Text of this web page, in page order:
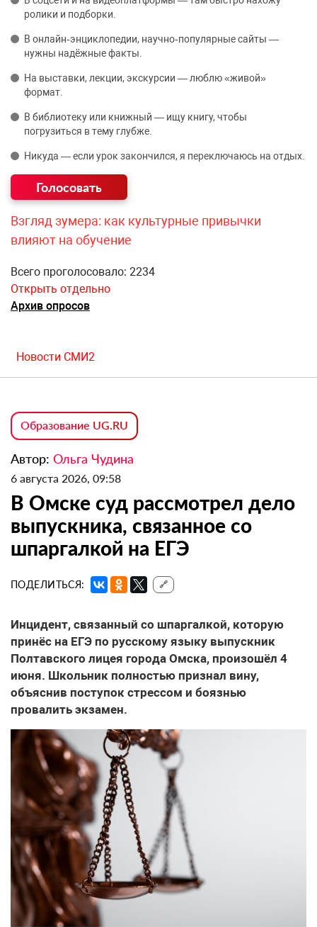
ролики и подборки.
В онлайн‑энциклопедии, научно‑популярные сайты —
нужны надёжные факты.
На выставки, лекции, экскурсии — люблю «живой»
формат.
В библиотеку или книжный — ищу книгу, чтобы
погрузиться в тему глубже.
Никуда — если урок закончился, я переключаюсь на отдых.
Взгляд зумера: как культурные привычки
влияют на обучение
Всего проголосовало: 2234
Открыть отдельно
Архив опросов
Новости СМИ2
Образование UG.RU
Автор: Ольга Чудина
6 августа 2026, 09:58
В Омске суд рассмотрел дело
выпускника, связанное со
шпаргалкой на ЕГЭ
ПОДЕЛИТЬСЯ: 🔗
Инцидент, связанный со шпаргалкой, которую
принёс на ЕГЭ по русскому языку выпускник
Полтавского лицея города Омска, произошёл 4
июня. Школьник полностью признал вину,
объяснив поступок стрессом и боязнью
провалить экзамен.